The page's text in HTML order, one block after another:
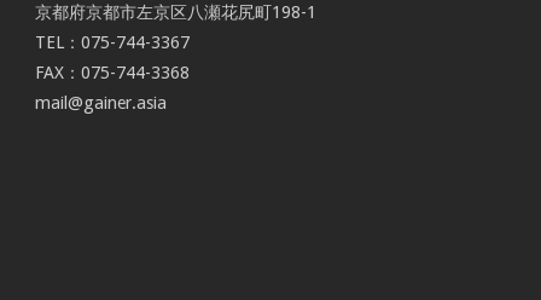
京都府京都市左京区八瀬花尻町198-1
TEL：075-744-3367
FAX：075-744-3368
mail@gainer.asia